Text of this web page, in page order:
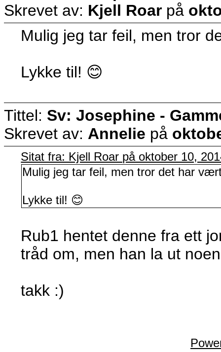
Skrevet av: Kjell Roar på
Mulig jeg tar feil, men tror
Lykke til! 😊
Tittel: Sv: Josephine -
Skrevet av: Annelie på
Sitat fra: Kjell Roar på oktober 10,
Mulig jeg tar feil, men tror det har
Lykke til! 😊
Rub1 hentet denne fra ett
tråd om, men han la ut
takk :)